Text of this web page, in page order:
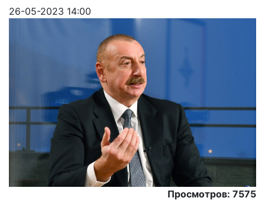
26-05-2023 14:00
Просмотров: 7575